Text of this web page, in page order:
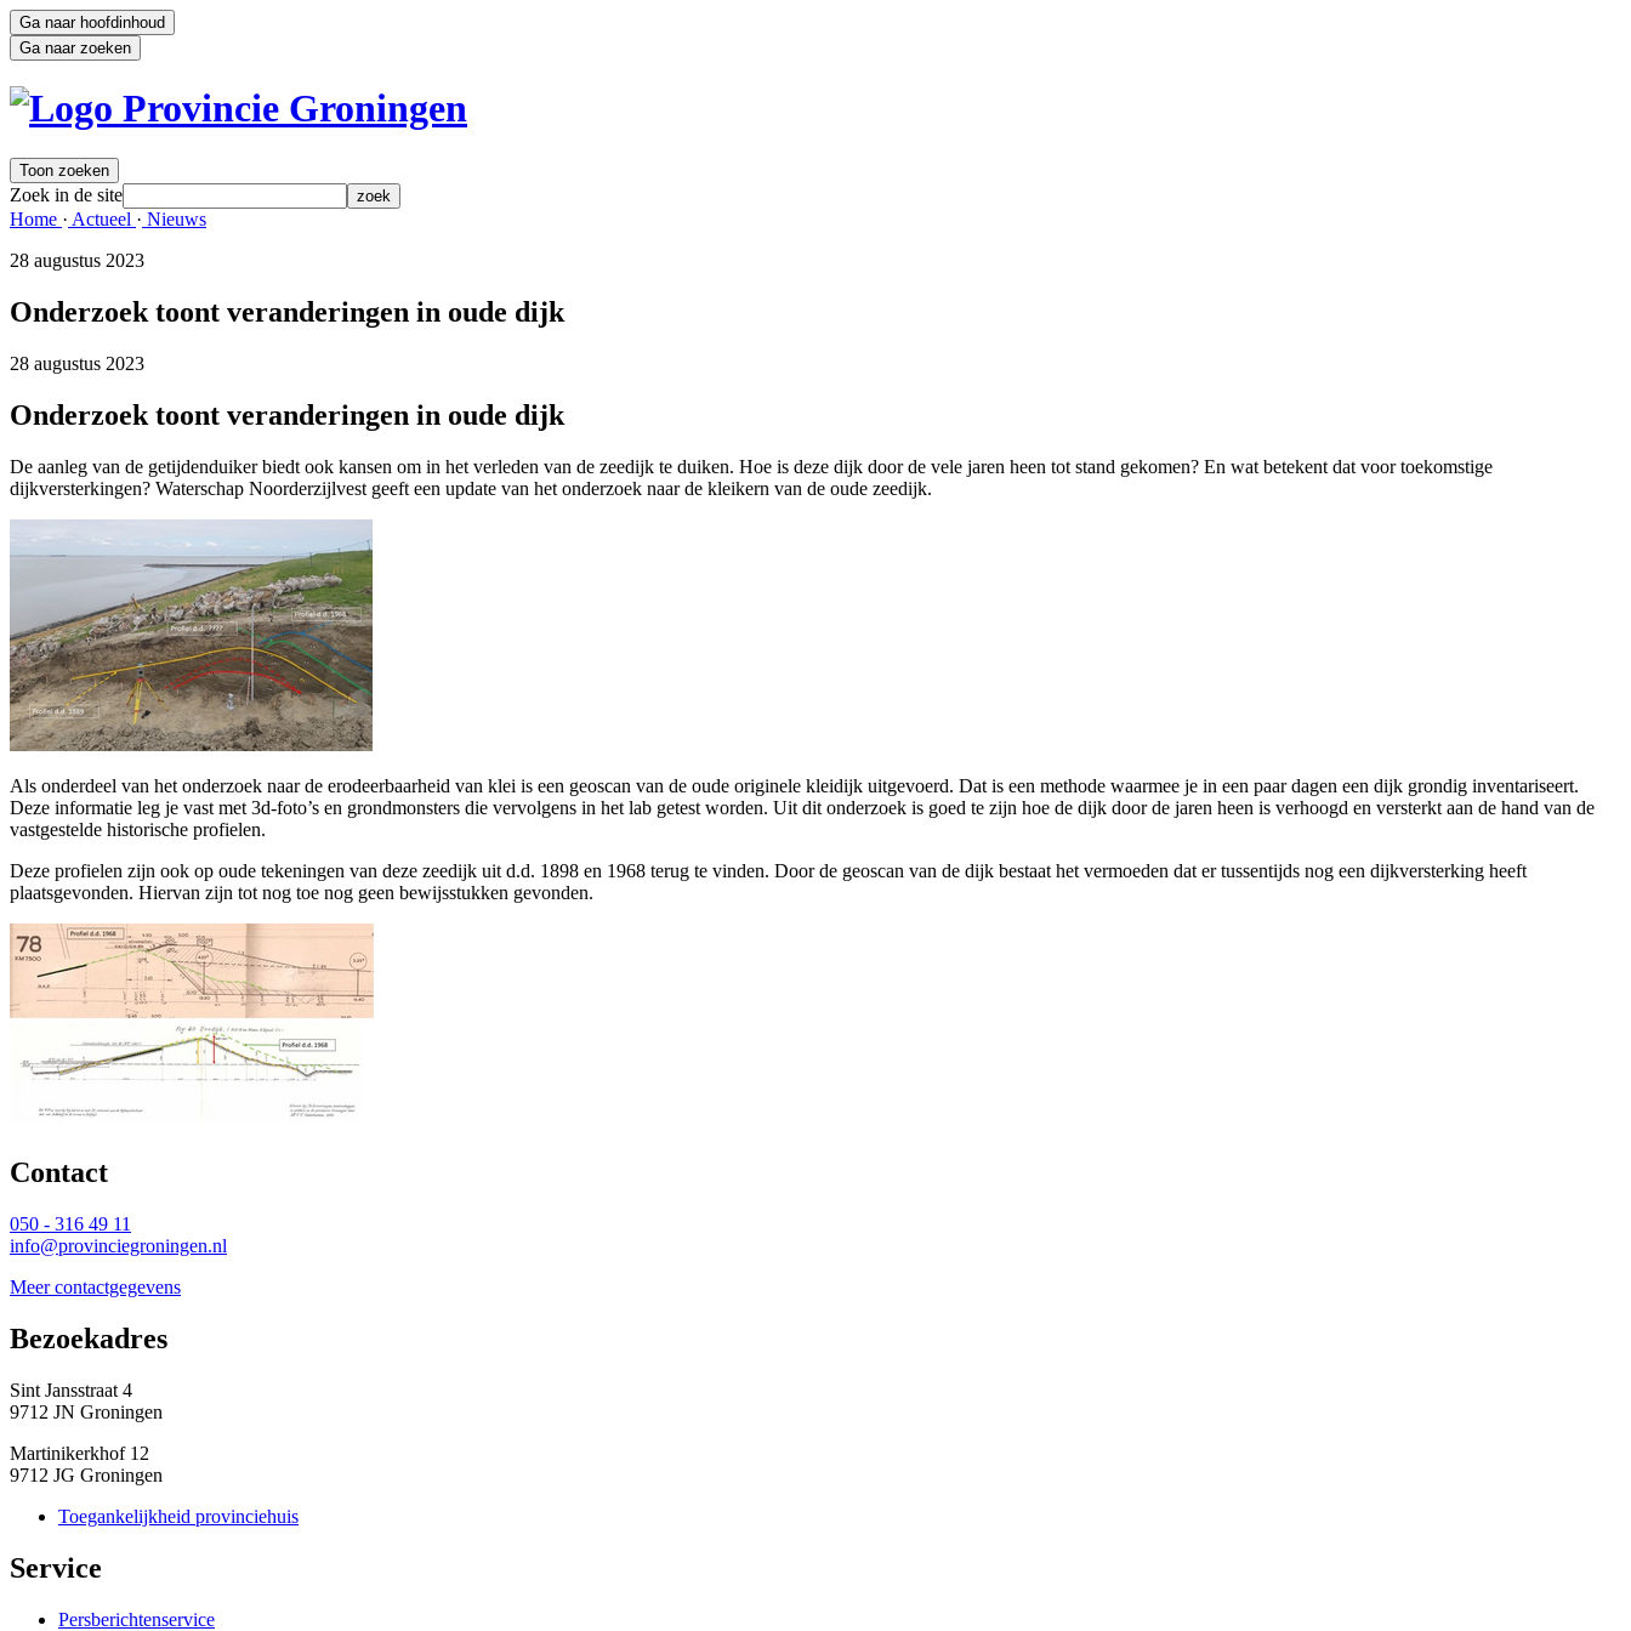
Ga naar hoofdinhoud
Ga naar zoeken
Toon zoeken
Zoek in de site zoek
Home · Actueel · Nieuws
28 augustus 2023
Onderzoek toont veranderingen in oude dijk
28 augustus 2023
Onderzoek toont veranderingen in oude dijk
De aanleg van de getijdenduiker biedt ook kansen om in het verleden van de zeedijk te duiken. Hoe is deze dijk door de vele jaren heen tot stand gekomen? En wat betekent dat voor toekomstige
dijkversterkingen? Waterschap Noorderzijlvest geeft een update van het onderzoek naar de kleikern van de oude zeedijk.
Als onderdeel van het onderzoek naar de erodeerbaarheid van klei is een geoscan van de oude originele kleidijk uitgevoerd. Dat is een methode waarmee je in een paar dagen een dijk grondig inventariseert.
Deze informatie leg je vast met 3d-foto’s en grondmonsters die vervolgens in het lab getest worden. Uit dit onderzoek is goed te zijn hoe de dijk door de jaren heen is verhoogd en versterkt aan de hand van de
vastgestelde historische profielen.
Deze profielen zijn ook op oude tekeningen van deze zeedijk uit d.d. 1898 en 1968 terug te vinden. Door de geoscan van de dijk bestaat het vermoeden dat er tussentijds nog een dijkversterking heeft
plaatsgevonden. Hiervan zijn tot nog toe nog geen bewijsstukken gevonden.
Contact
050 - 316 49 11
info@provinciegroningen.nl
Meer contactgegevens
Bezoekadres
Sint Jansstraat 4
9712 JN Groningen
Martinikerkhof 12
9712 JG Groningen
Toegankelijkheid provinciehuis
Service
Persberichtenservice